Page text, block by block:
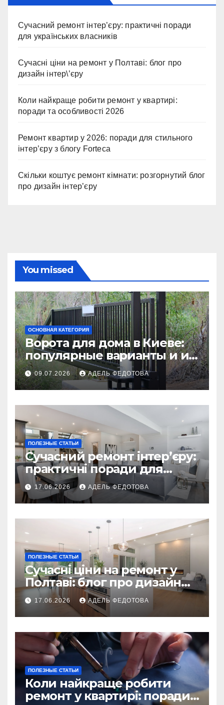
Сучасний ремонт інтер’єру: практичні поради
для українських власників
Сучасні ціни на ремонт у Полтаві: блог про
дизайн інтер\’єру
Коли найкраще робити ремонт у квартирі:
поради та особливості 2026
Ремонт квартир у 2026: поради для стильного
інтер’єру з блогу Forteca
Скільки коштує ремонт кімнати: розгорнутий блог
про дизайн інтер’єру
You missed
ОСНОВНАЯ КАТЕГОРИЯ
Ворота для дома в Киеве:
популярные варианты и их
особенности
09.07.2026 АДЕЛЬ ФЕДОТОВА
ПОЛЕЗНЫЕ СТАТЬИ
Сучасний ремонт інтер’єру:
практичні поради для
українських власників
17.06.2026 АДЕЛЬ ФЕДОТОВА
ПОЛЕЗНЫЕ СТАТЬИ
Сучасні ціни на ремонт у
Полтаві: блог про дизайн
інтер\’єру
17.06.2026 АДЕЛЬ ФЕДОТОВА
ПОЛЕЗНЫЕ СТАТЬИ
Коли найкраще робити
ремонт у квартирі: поради